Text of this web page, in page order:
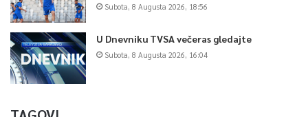
Subota, 8 Augusta 2026, 18:56
U Dnevniku TVSA večeras gledajte
Subota, 8 Augusta 2026, 16:04